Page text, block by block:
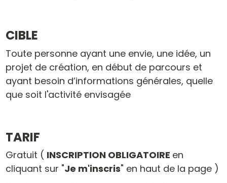
CIBLE
Toute personne ayant une envie, une idée, un
projet de création, en début de parcours et
ayant besoin d’informations générales, quelle
que soit l'activité envisagée
TARIF
Gratuit ( INSCRIPTION OBLIGATOIRE en
cliquant sur "Je m'inscris" en haut de la page )